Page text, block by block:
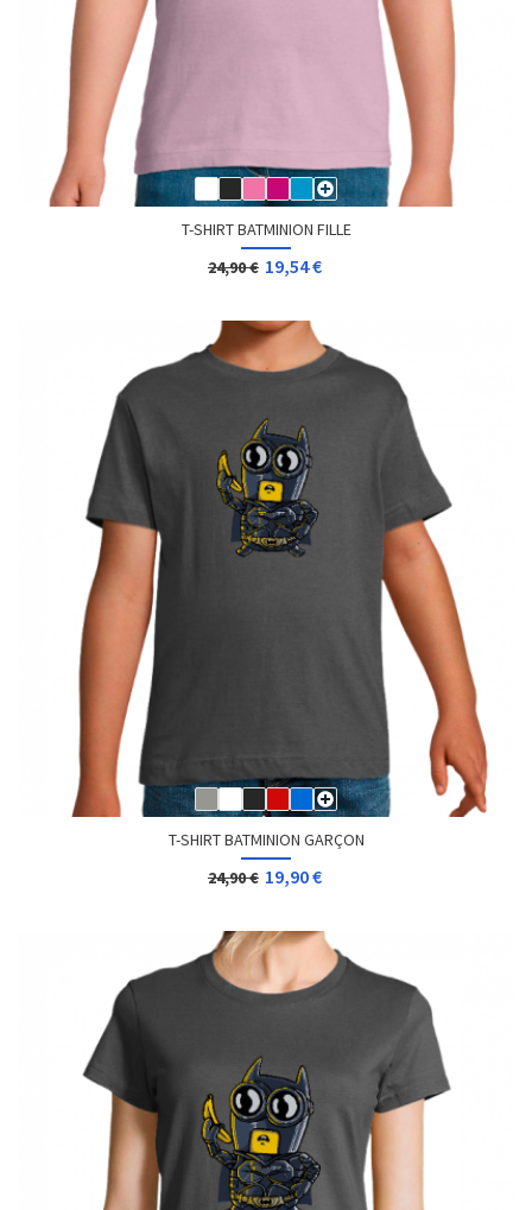
T-SHIRT BATMINION FILLE
24,90 € 19,54 €
T-SHIRT BATMINION GARÇON
24,90 € 19,90 €